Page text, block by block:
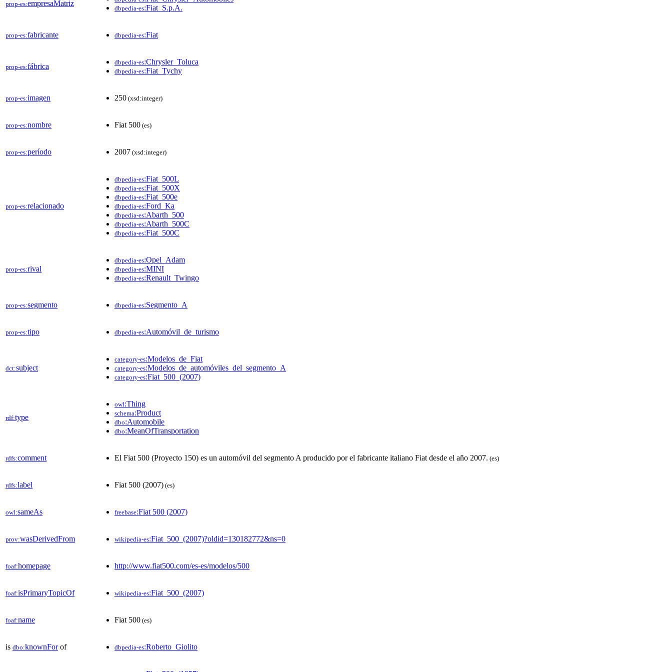
prop-es:empresaMatriz
dbpedia-es:Fiat_S.p.A.
prop-es:fabricante dbpedia-es:Fiat
prop-es:fábrica dbpedia-es:Chrysler_Toluca
dbpedia-es:Fiat_Tychy
prop-es:imagen 250 (xsd:integer)
prop-es:nombre Fiat 500 (es)
prop-es:período 2007 (xsd:integer)
prop-es:relacionado
dbpedia-es:Fiat_500L
dbpedia-es:Fiat_500X
dbpedia-es:Fiat_500e
dbpedia-es:Ford_Ka
dbpedia-es:Abarth_500
dbpedia-es:Abarth_500C
dbpedia-es:Fiat_500C
prop-es:rival
dbpedia-es:Opel_Adam
dbpedia-es:MINI
dbpedia-es:Renault_Twingo
prop-es:segmento dbpedia-es:Segmento_A
prop-es:tipo dbpedia-es:Automóvil_de_turismo
dct:subject
category-es:Modelos_de_Fiat
category-es:Modelos_de_automóviles_del_segmento_A
category-es:Fiat_500_(2007)
rdf:type
owl:Thing
schema:Product
dbo:Automobile
dbo:MeanOfTransportation
rdfs:comment El Fiat 500 (Proyecto 150) es un automóvil del segmento A producido por el fabricante italiano Fiat desde el año 2007. (es)
rdfs:label Fiat 500 (2007) (es)
owl:sameAs freebase:Fiat 500 (2007)
prov:wasDerivedFrom wikipedia-es:Fiat_500_(2007)?oldid=130182772&ns=0
foaf:homepage http://www.fiat500.com/es-es/modelos/500
foaf:isPrimaryTopicOf wikipedia-es:Fiat_500_(2007)
foaf:name Fiat 500 (es)
is dbo:knownForof dbpedia-es:Roberto_Giolito